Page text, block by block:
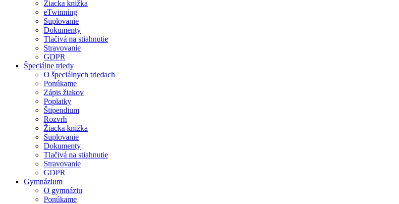
Žiacka knižka
eTwinning
Suplovanie
Dokumenty
Tlačivá na stiahnutie
Stravovanie
GDPR
Špeciálne triedy
O špeciálnych triedach
Ponúkame
Zápis žiakov
Poplatky
Štipendium
Rozvrh
Žiacka knižka
Suplovanie
Dokumenty
Tlačivá na stiahnutie
Stravovanie
GDPR
Gymnázium
O gymnáziu
Ponúkame